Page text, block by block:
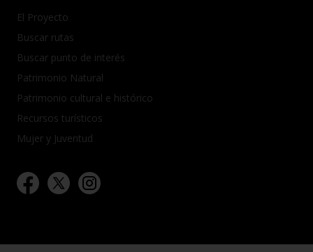
El Proyecto
Buscar rutas
Buscar punto de interés
Patrimonio Natural
Patrimonio cultural e histórico
Recursos turísticos
Mujer y Juventud